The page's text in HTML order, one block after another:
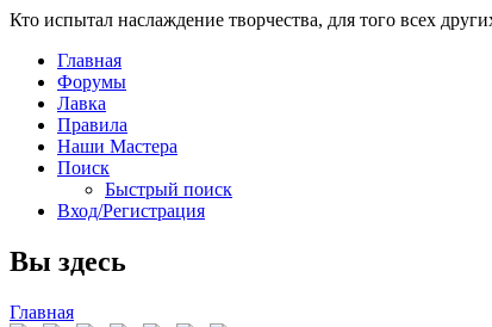
Кто испытал наслаждение творчества, для того всех
Главная
Форумы
Лавка
Правила
Наши Мастера
Поиск
Быстрый поиск
Вход/Регистрация
Вы здесь
Главная